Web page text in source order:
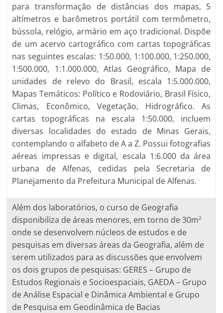
para transformação de distâncias dos mapas, 5
altímetros e barômetros portátil com termômetro,
bússola, relógio, armário em aço tradicional. Dispõe
de um acervo cartográfico com cartas topográficas
nas seguintes escalas: 1:50.000, 1:100.000, 1:250.000,
1:500.000, 1:1.000.000, Atlas Geográfico, Mapa de
unidades de relevo do Brasil, escala 1:5.000.000,
Mapas Temáticos: Político e Rodoviário, Brasil Físico,
Climas, Econômico, Vegetação, Hidrográfico. As
cartas topográficas na escala 1:50.000, incluem
diversas localidades do estado de Minas Gerais,
contemplando o alfabeto de A a Z. Possui fotografias
aéreas impressas e digital, escala 1:6.000 da área
urbana de Alfenas, cedidas pela Secretaria de
Planejamento da Prefeitura Municipal de Alfenas.
Além dos laboratórios, o curso de Geografia
disponibiliza de áreas menores, em torno de 30m2
onde se desenvolvem núcleos de estudos e de
pesquisas em diversas áreas da Geografia, além de
serem utilizados para as discussões que envolvem
os dois grupos de pesquisas: GERES – Grupo de
Estudos Regionais e Socioespaciais, GAEDA – Grupo
de Análise Espacial e Dinâmica Ambiental e Grupo
de Pesquisa em Geodinâmica de Bacias